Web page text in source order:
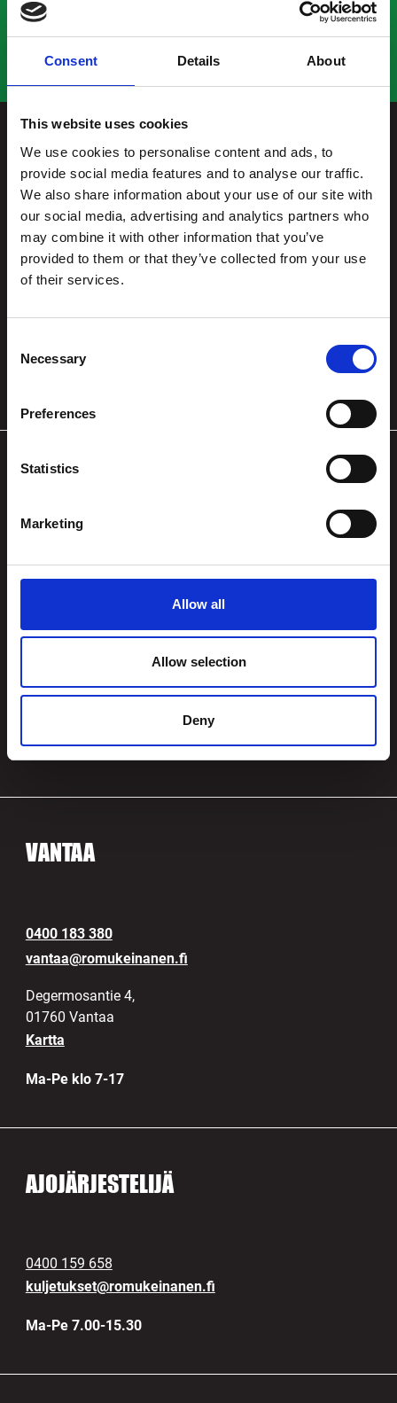
Consent Details About
This website uses cookies
We use cookies to personalise content and ads, to
provide social media features and to analyse our traffic.
We also share information about your use of our site with
our social media, advertising and analytics partners who
may combine it with other information that you’ve
provided to them or that they’ve collected from your use
of their services.
Selection
Necessary
Preferences
Statistics
Marketing
Allow all
Allow selection
Deny
Whistleblowing-ilmoituskanava
Tietosuojaseloste
Anna palautetta
ESPOO
044 756 3124
info@romukeinanen.fi
Kartta
0400 103 689
Hitsaajantie 28,
VANTAA
0400 183 380
vantaa@romukeinanen.fi
Degermosantie 4,
01760 Vantaa
Kartta
Ma-Pe klo 7-17
AJOJÄRJESTELIJÄ
0400 159 658
kuljetukset@romukeinanen.fi
Ma-Pe 7.00-15.30